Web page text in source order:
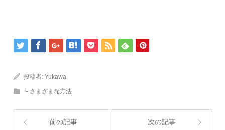
投稿者:Yukawa
└ さまざまな方法
前の記事 次の記事